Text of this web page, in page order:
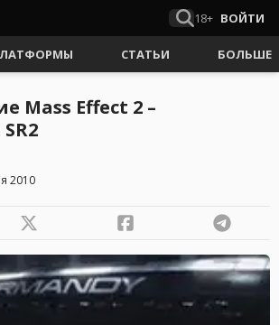
18+ ВОЙТИ
СТАТЬИ БОЛЬШЕ
Mass Effect 2 –
2010